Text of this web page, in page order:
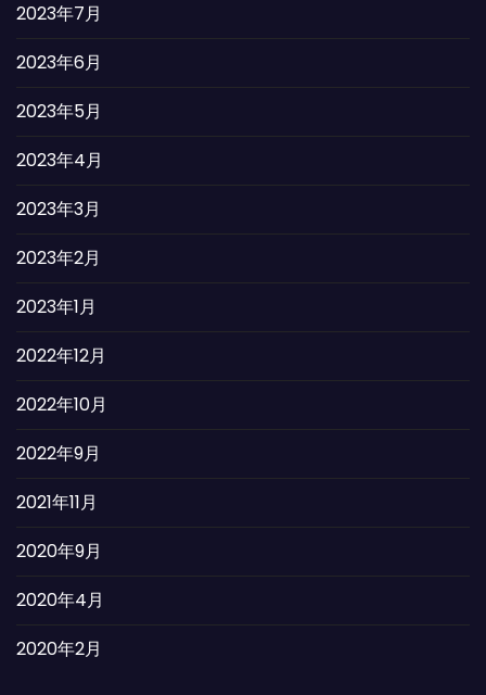
2023年7月
2023年6月
2023年5月
2023年4月
2023年3月
2023年2月
2023年1月
2022年12月
2022年10月
2022年9月
2021年11月
2020年9月
2020年4月
2020年2月